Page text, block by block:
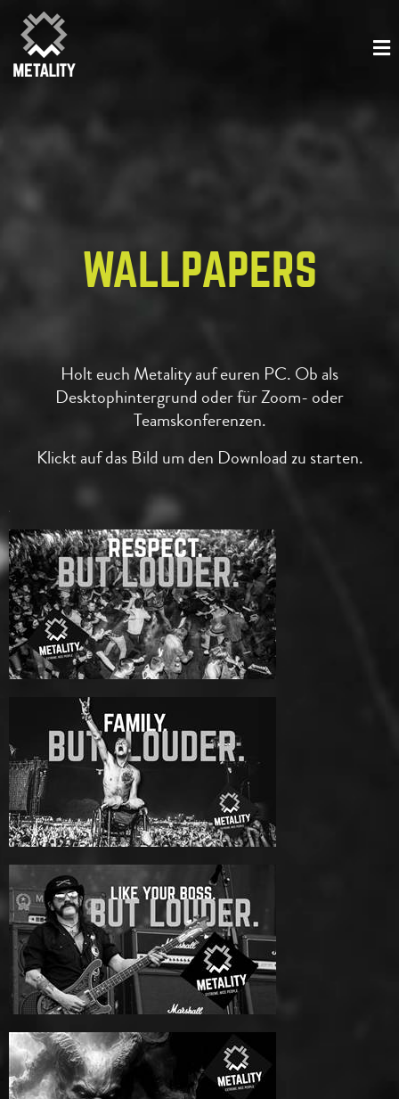
WALLPAPERS
Holt euch Metality auf euren PC. Ob als
Desktophintergrund oder für Zoom- oder
Teamskonferenzen.
Klickt auf das Bild um den Download zu starten.